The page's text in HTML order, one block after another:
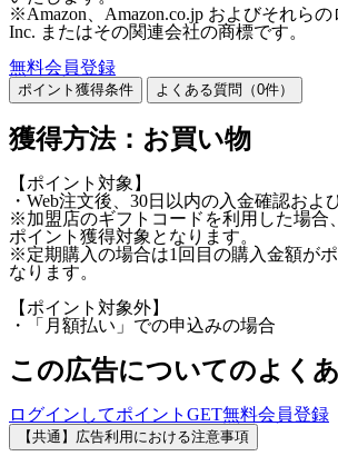
※Amazon、Amazon.co.jp およびそれらの
Inc. またはその関連会社の商標です。
無料会員登録
ポイント獲得条件 よくある質問（0件）
獲得方法：お買い物
【ポイント対象】
・Web注文後、30日以内の入金確認およ
※加盟店のギフトコードを利用した場合
ポイント獲得対象となります。
※定期購入の場合は1回目の購入金額が
なります。
【ポイント対象外】
・「月額払い」での申込みの場合
この広告についてのよく
ログインしてポイントGET無料会員登録
【共通】広告利用における注意事項